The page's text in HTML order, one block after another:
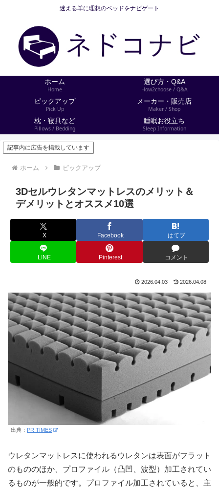
迷える羊に理想のベッドをナビゲート
ホーム
Home
選び方・Q&A
How2choose / Q&A
ピックアップ
Pick Up
メーカー・販売店
Maker / Shop
枕・寝具など
Pillows / Bedding
睡眠お役立ち
Sleep Information
記事内に広告を掲載しています
ホーム ピックアップ
3Dセルウレタンマットレスのメリット＆
デメリットとオススメ10選
X Facebook はてブ
LINE Pinterest コメント
2026.04.03 2026.04.08
出典： PR TIMES
ウレタンマットレスに使われるウレタンは表面がフラット
のもののほか、プロファイル（凸凹、波型）加工されてい
るものが一般的です。プロファイル加工されていると、主